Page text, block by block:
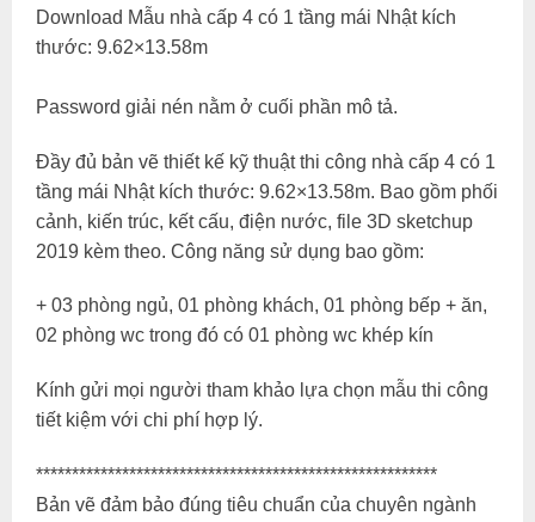
Download Mẫu nhà cấp 4 có 1 tầng mái Nhật kích
thước: 9.62×13.58m
Password giải nén nằm ở cuối phần mô tả.
Đầy đủ bản vẽ thiết kế kỹ thuật thi công nhà cấp 4 có 1
tầng mái Nhật kích thước: 9.62×13.58m. Bao gồm phối
cảnh, kiến trúc, kết cấu, điện nước, file 3D sketchup
2019 kèm theo. Công năng sử dụng bao gồm:
+ 03 phòng ngủ, 01 phòng khách, 01 phòng bếp + ăn,
02 phòng wc trong đó có 01 phòng wc khép kín
Kính gửi mọi người tham khảo lựa chọn mẫu thi công
tiết kiệm với chi phí hợp lý.
********************************************************
Bản vẽ đảm bảo đúng tiêu chuẩn của chuyên ngành